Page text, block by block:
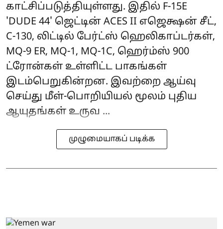
காட்சிப்படுத்தியுள்ளது. இதில் F-15E
'DUDE 44' ஜெட்டின் ACES II எஜெக்ஷன் சீட்,
C-130, லிட்டில் பேர்ட்ஸ் ஹெலிகாப்டர்கள்,
MQ-9 ER, MQ-1, MQ-1C, ஹெர்ம்ஸ் 900
ட்ரோன்கள் உள்ளிட்ட பாகங்கள்
இடம்பெறுகின்றன. இவற்றை ஆய்வு
செய்து மீள்-பொறியியல் மூலம் புதிய
ஆயுதங்கள் உருவ ...
முழுமையாகப் படிக்க